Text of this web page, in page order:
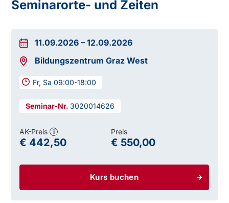
Seminarorte- und Zeiten
11.09.2026 –12.09.2026
Bildungszentrum Graz West
Fr, Sa 09:00-18:00
3020014626
Kurs buchen
AK-Preis i
€ 442,50
Preis
€ 550,00